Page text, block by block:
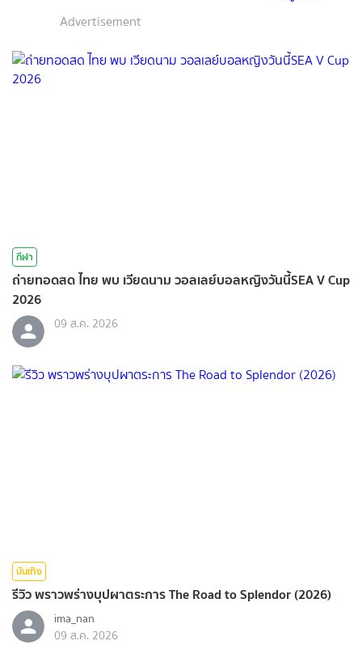
Advertisement
กีฬา
ถ่ายทอดสด ไทย พบ เวียดนาม วอลเลย์บอลหญิงวันนี้SEA V Cup
2026
09 ส.ค. 2026
บันเทิง
รีวิว พราวพร่างบุปผาตระการ The Road to Splendor (2026)
ima_nan
09 ส.ค. 2026